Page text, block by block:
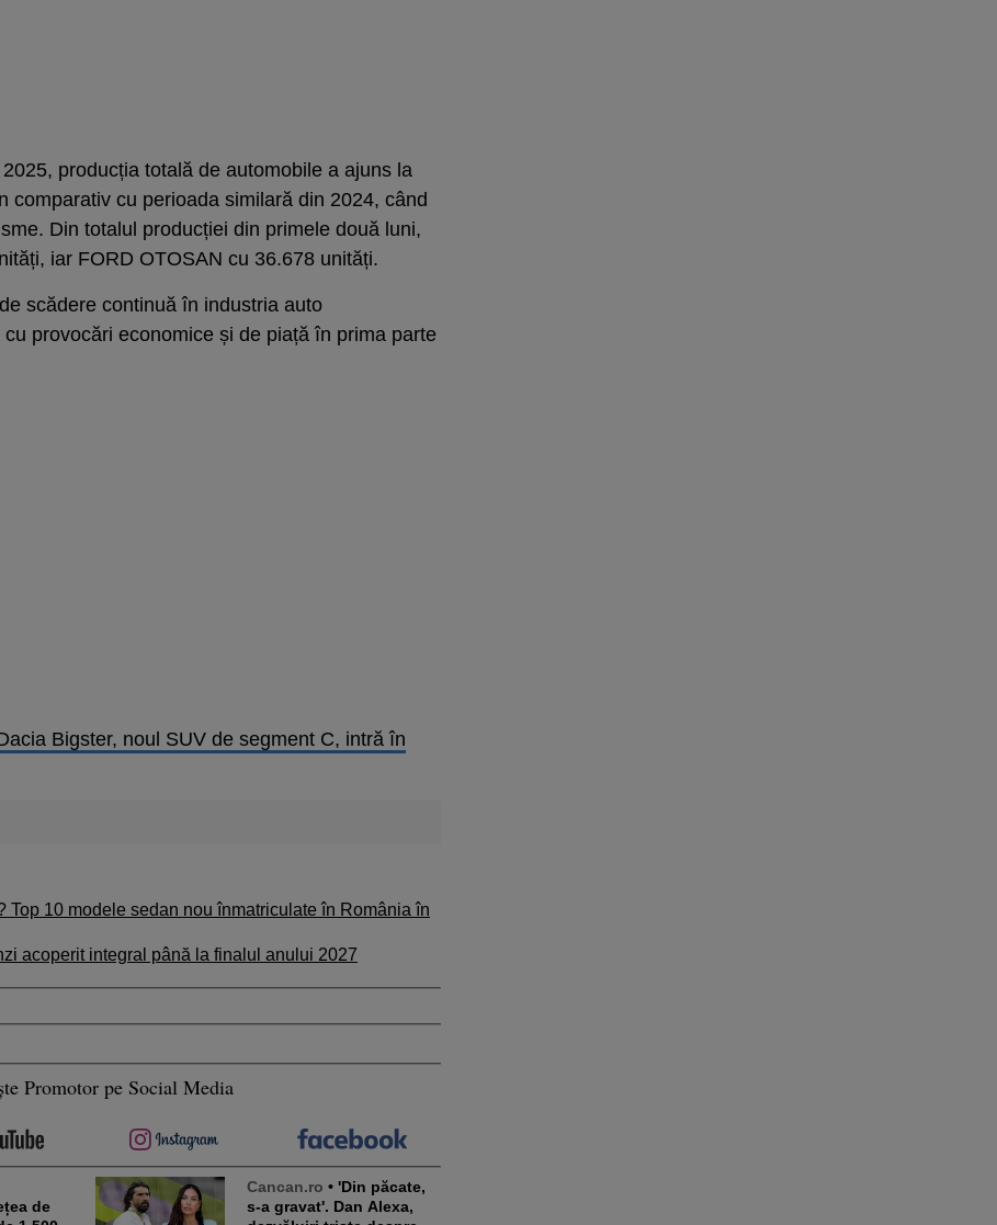
producția totală de automobile a ajuns la
comparativ cu perioada similară din 2024, când
Din totalul producției din primele două luni,
iar FORD OTOSAN cu 36.678 unități.
scădere continuă în industria auto
provocări economice și de piață în prima parte
Bigster, noul SUV de segment C, intră în
Top 10 modele sedan nou înmatriculate în România în
acoperit integral până la finalul anului 2027
Promotor pe Social Media
de
Cancan.ro • 'Din păcate,
s-a gravat'. Dan Alexa,